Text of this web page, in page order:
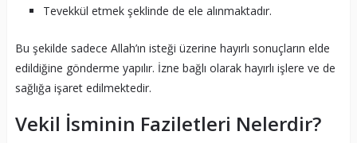
Tevekkül etmek şeklinde de ele alınmaktadır.
Bu şekilde sadece Allah’ın isteği üzerine hayırlı sonuçların elde
edildiğine gönderme yapılır. İzne bağlı olarak hayırlı işlere ve de
sağlığa işaret edilmektedir.
Vekil İsminin Faziletleri Nelerdir?